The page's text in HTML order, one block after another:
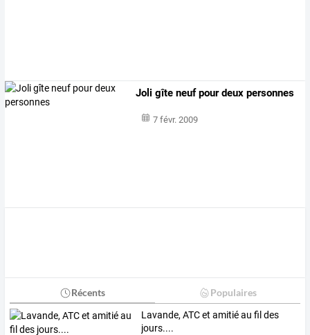
Joli gîte neuf pour deux personnes
7 févr. 2009
Récents Populaires
Lavande, ATC et amitié au fil des
jours....